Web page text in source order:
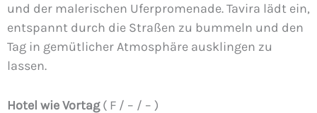
und der malerischen Uferpromenade. Tavira lädt ein,
entspannt durch die Straßen zu bummeln und den
Tag in gemütlicher Atmosphäre ausklingen zu
lassen.
Hotel wie Vortag( F / – / – )